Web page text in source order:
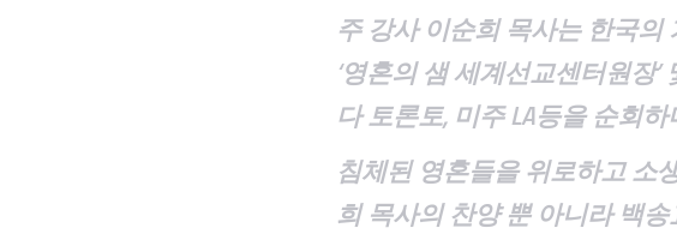
주강사 이순희 목사는 한국의
‘영혼의 샘 세계선교센터원장
다토론토, 미주 LA등을 순회
침체된영혼들을 위로하고 소
희목사의찬양 뿐 아니라 백